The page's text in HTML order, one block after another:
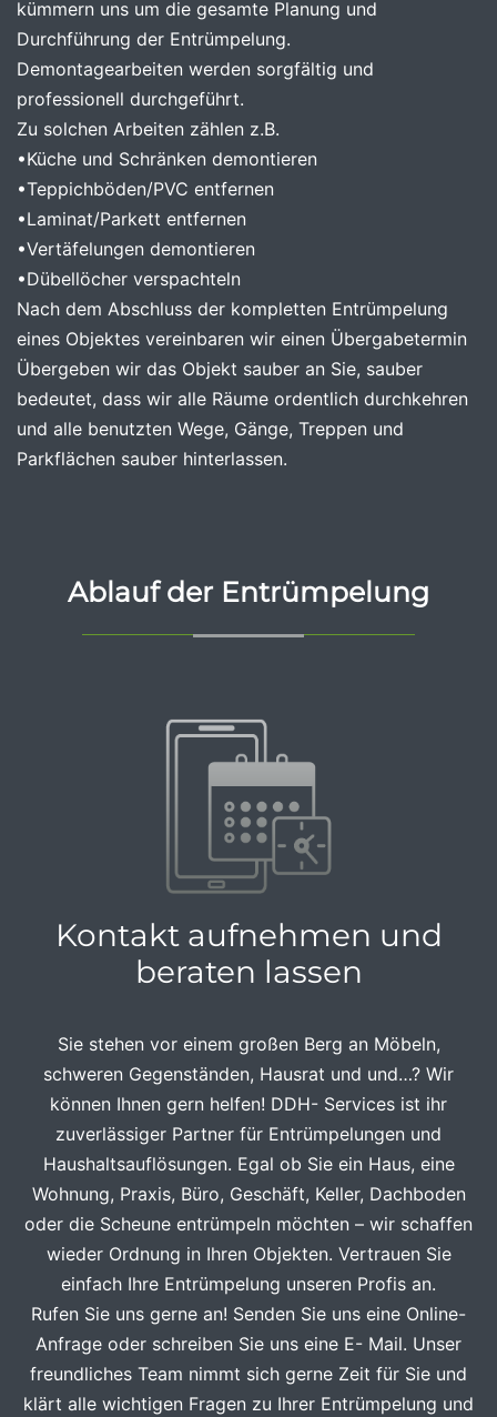
kümmern uns um die gesamte Planung und
Durchführung der Entrümpelung.
Demontagearbeiten werden sorgfältig und
professionell durchgeführt.
Zu solchen Arbeiten zählen z.B.
•​Küche und Schränken demontieren
•​Teppichböden/PVC entfernen
•​Laminat/Parkett entfernen
•​Vertäfelungen demontieren
•​Dübellöcher verspachteln
Nach dem Abschluss der kompletten Entrümpelung
eines Objektes vereinbaren wir einen Übergabetermin
Übergeben wir das Objekt sauber an Sie, sauber
bedeutet, dass wir alle Räume ordentlich durchkehren
und alle benutzten Wege, Gänge, Treppen und
Parkflächen sauber hinterlassen.
Ablauf der Entrümpelung
Kontakt aufnehmen und
beraten lassen
Sie stehen vor einem großen Berg an Möbeln,
schweren Gegenständen, Hausrat und und…? Wir
können Ihnen gern helfen! DDH- Services ist ihr
zuverlässiger Partner für Entrümpelungen und
Haushaltsauflösungen. Egal ob Sie ein Haus, eine
Wohnung, Praxis, Büro, Geschäft, Keller, Dachboden
oder die Scheune entrümpeln möchten – wir schaffen
wieder Ordnung in Ihren Objekten. Vertrauen Sie
einfach Ihre Entrümpelung unseren Profis an.
Rufen Sie uns gerne an! Senden Sie uns eine Online-
Anfrage oder schreiben Sie uns eine E- Mail. Unser
freundliches Team nimmt sich gerne Zeit für Sie und
klärt alle wichtigen Fragen zu Ihrer Entrümpelung und